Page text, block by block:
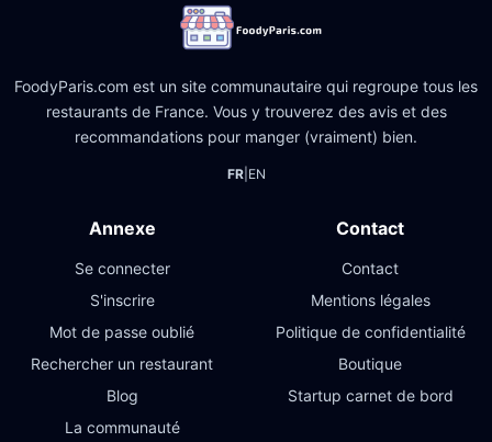
FoodyParis.com est un site communautaire qui regroupe tous les
restaurants de France. Vous y trouverez des avis et des
recommandations pour manger (vraiment) bien.
FR| EN
Annexe
Se connecter
S'inscrire
Mot de passe oublié
Rechercher un restaurant
Blog
La communauté
Contact
Contact
Mentions légales
Politique de confidentialité
Boutique
Startup carnet de bord